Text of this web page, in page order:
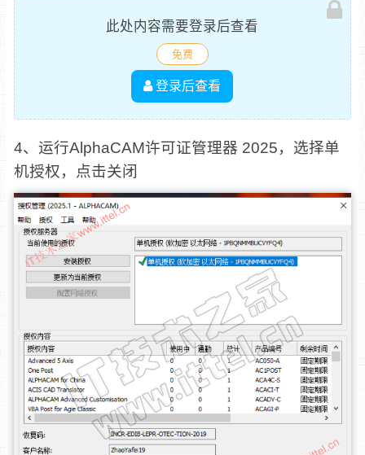
此处内容需要登录后查看
免费
登录后查看
4、运行AlphaCAM许可证管理器 2025，选择单
机授权，点击关闭